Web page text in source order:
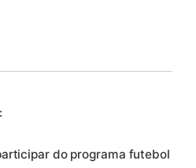
do programa futebol